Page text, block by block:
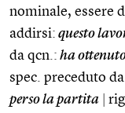
nominale, essere
addirsi: questo
da qcn.: ha
spec. preceduto da
perso la partita